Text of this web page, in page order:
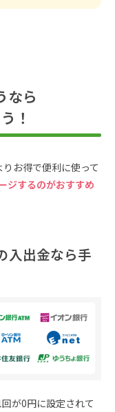
なら
！
お得で便利に使って
ジするのがおすすめ
入出金なら手
が0円に設定されて